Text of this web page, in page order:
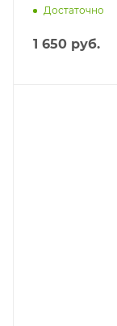
Достаточно
1 650 руб.